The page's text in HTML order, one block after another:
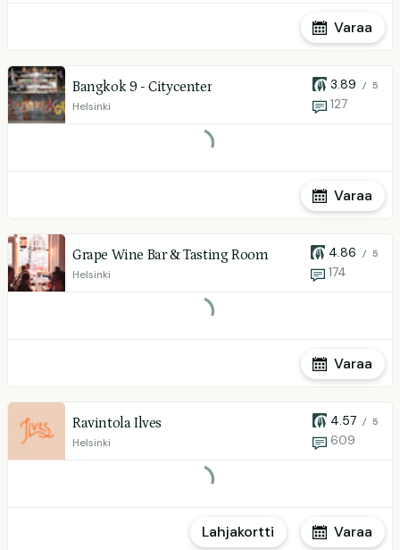
Varaa
Bangkok 9 - Citycenter
Helsinki
3.89 / 5
127
Varaa
Grape Wine Bar & Tasting Room
Helsinki
4.86 / 5
174
Varaa
Ravintola Ilves
Helsinki
4.57 / 5
609
Varaa
Lahjakortti